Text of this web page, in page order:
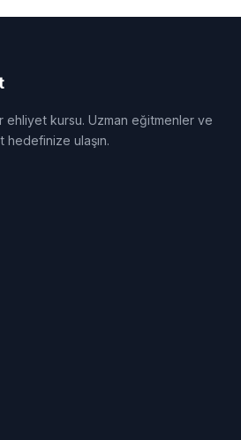
ehliyet kursu. Uzman eğitmenler ve
ulaşın.